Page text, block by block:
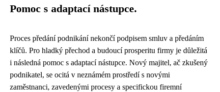
Pomoc s adaptací nástupce.
Proces předání podnikání nekončí podpisem smluv a předáním
klíčů. Pro hladký přechod a budoucí prosperitu firmy je důležitá
i následná pomoc s adaptací nástupce. Nový majitel, ač zkušený
podnikatel, se ocitá v neznámém prostředí s novými
zaměstnanci, zavedenými procesy a specifickou firemní